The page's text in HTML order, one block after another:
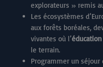
explorateurs » remis
Les écosystèmes
aux forêts boréales,
vivantes où l’
le terrain.
Programmer un séjour